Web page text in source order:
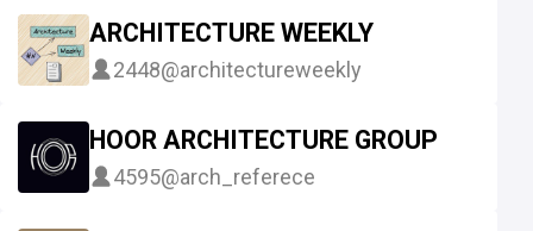
ARCHITECTURE WEEKLY
2448@architectureweekly
HOOR ARCHITECTURE GROUP
4595@arch_referece